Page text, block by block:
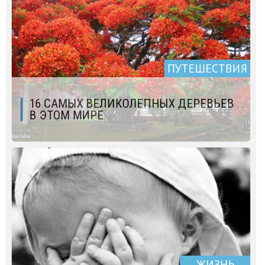
ПУТЕШЕСТВИЯ
16 САМЫХ ВЕЛИКОЛЕПНЫХ ДЕРЕВЬЕВ
В ЭТОМ МИРЕ